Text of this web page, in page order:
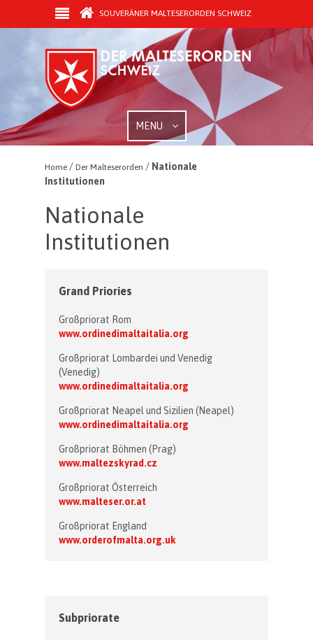
SOUVERÄNER MALTESERORDEN SCHWEIZ
MENU
Home / Der Malteserorden / Nationale
Institutionen
Nationale
Institutionen
Grand Priories
Großpriorat Rom
www.ordinedimaltaitalia.org
Großpriorat Lombardei und Venedig
(Venedig)
www.ordinedimaltaitalia.org
Großpriorat Neapel und Sizilien (Neapel)
www.ordinedimaltaitalia.org
Großpriorat Böhmen (Prag)
www.maltezskyrad.cz
Großpriorat Österreich
www.malteser.or.at
Großpriorat England
www.orderofmalta.org.uk
Subpriorate